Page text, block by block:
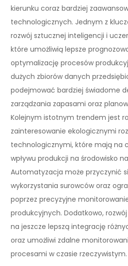
kierunku coraz bardziej
technologicznych. Jednym z
rozwój sztucznej inteligencji i
które umożliwią lepsze
optymalizację procesów
dużych zbiorów danych
podejmować bardziej świadome
zarządzania zapasami oraz
Kolejnym istotnym trendem jest
zainteresowanie ekologicznymi
technologicznymi, które mają na
wpływu produkcji na środowisko
Automatyzacja może przyczynić
wykorzystania surowców oraz
poprzez precyzyjne
produkcyjnych. Dodatkowo,
na jeszcze lepszą integrację
oraz umożliwi zdalne
procesami w czasie rzeczywistym.